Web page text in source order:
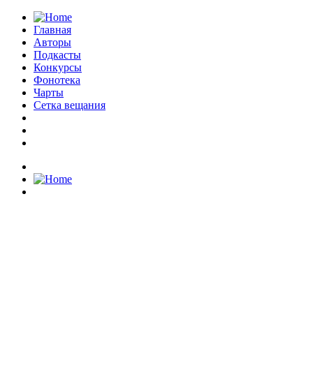
Главная
Авторы
Подкасты
Конкурсы
Фонотека
Чарты
Сетка вещания